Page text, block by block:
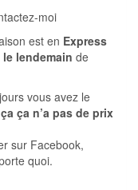
moi
est en Express
le lendemain de
vous avez le
ça n’a pas de prix
sur Facebook,
quoi.